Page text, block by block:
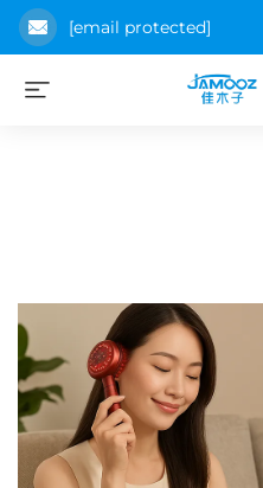
[email protected]